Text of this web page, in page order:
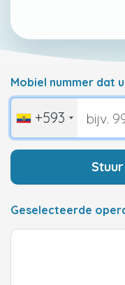
Mobiel nummer dat
+593
Geselecteerde